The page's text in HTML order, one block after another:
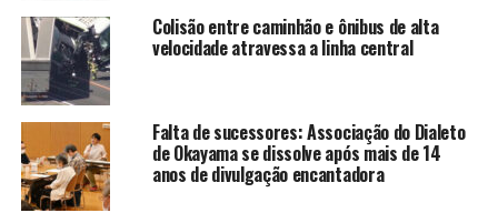
Colisão entre caminhão e ônibus de alta
velocidade atravessa a linha central
Falta de sucessores: Associação do Dialeto
de Okayama se dissolve após mais de 14
anos de divulgação encantadora